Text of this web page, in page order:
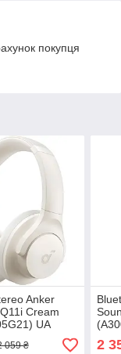
покупця
Anker
Cream
UA
059 ₴ 2